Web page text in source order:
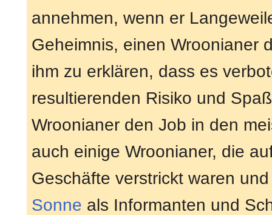
annehmen, wenn er
Geheimnis, einen Wroonianer
ihm zu erklären, dass es
resultierenden Risiko und
Wroonianer den Job in den
auch einige Wroonianer, die
Geschäfte verstrickt waren
Sonne als Informanten und